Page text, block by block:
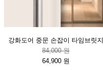
강화도어 중문 손잡이 타임브릿지
84,000 원
64,900 원